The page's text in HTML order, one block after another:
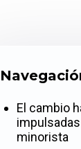
El cambio
minorista